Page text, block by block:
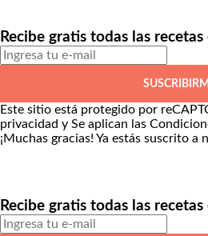
Recibe gratis todas las
Este sitio está protegido por
privacidad y Se aplican las
¡Muchas gracias! Ya estás suscrito a
Recibe gratis todas las